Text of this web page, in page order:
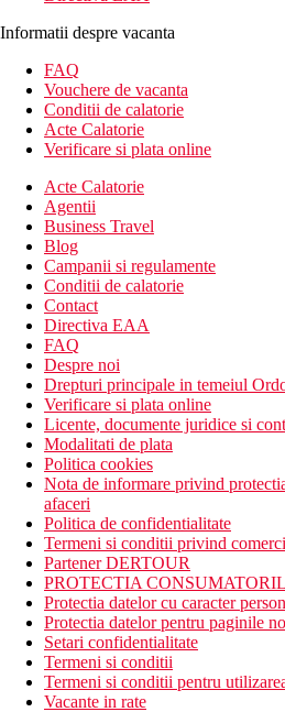
Hotelul dispune de:
Wifi
club pentru copi
cafenea
gradina
spalatorie (contra cost)
menaj zilnic
sala de fitness
spa & centru de wellness
facilitati pentru persoane cu
camera de bagaje
schimb valutar
receptie deschisa non stop
sali de conferinta & petreceri
piscina
parcare pentru persoane cu
transfer de la si/sau la
lift
room service
Descrierea plajei
plaja cu nisip
Activitati sportive gratuite
plaja
muzica / spectacol live
Activitati sportive contra cost
curs de gatit
masaj
spa & centru de wellness
Karaoke
Informatii despre vacanta
FAQ
Vouchere de vacanta
Conditii de calatorie
Acte Calatorie
Verificare si plata online
Acte Calatorie
Agentii
Business Travel
Blog
Campanii si regulamente
Conditii de calatorie
Contact
Directiva EAA
FAQ
Despre noi
Drepturi principale in temeiul
Verificare si plata online
Licente, documente juridice si
Modalitati de plata
Politica cookies
Nota de informare privind
afaceri
Politica de confidentialitate
Termeni si conditii privind
Partener DERTOUR
PROTECTIA
Protectia datelor cu caracter
Protectia datelor pentru paginile
Setari confidentialitate
Termeni si conditii
Termeni si conditii pentru
Vacante in rate